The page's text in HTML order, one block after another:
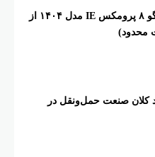
شروع فروش تیگو ۸ پرومکس IE مدل ۱۴۰۴ از
کلان صنعت حمل‌ونقل در